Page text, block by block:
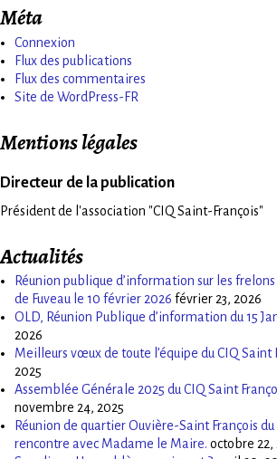
Méta
Connexion
Flux des publications
Flux des commentaires
Site de WordPress-FR
Mentions légales
Directeur de la publication
Président de l'association "CIQ Saint-François"
Actualités
Réunion publique d’information sur les
de Fuveau le 10 février 2026 février 23, 2026
OLD, Réunion Publique d’information du 15
2026
Meilleurs vœux de toute l’équipe du CIQ Saint
2025
Assemblée Générale 2025 du CIQ Saint
novembre 24, 2025
Réunion de quartier Ouvière-Saint François
rencontre avec Madame le Maire. octobre 22,